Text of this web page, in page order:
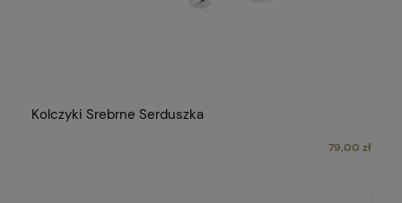
Kolczyki Srebrne Serduszka
79,00 zł